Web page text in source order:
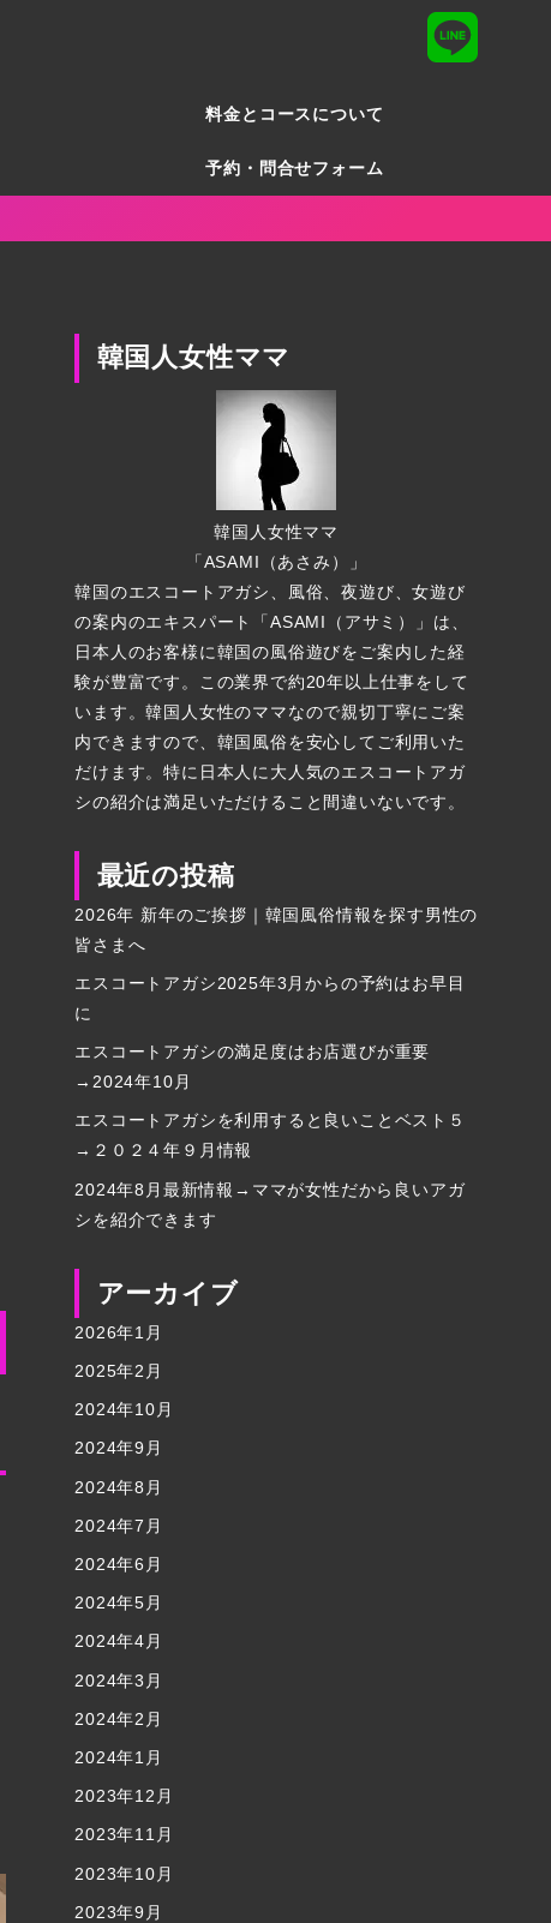
料金とコースについて
予約・問合せフォーム
韓国人女性ママ
韓国人女性ママ
「ASAMI（あさみ）」
韓国のエスコートアガシ、風俗、夜遊び、女遊び
の案内のエキスパート「ASAMI（アサミ）」は、
日本人のお客様に韓国の風俗遊びをご案内した経
験が豊富です。この業界で約20年以上仕事をして
います。韓国人女性のママなので親切丁寧にご案
内できますので、韓国風俗を安心してご利用いた
だけます。特に日本人に大人気のエスコートアガ
シの紹介は満足いただけること間違いないです。
最近の投稿
2026年 新年のご挨拶｜韓国風俗情報を探す男性の
皆さまへ
エスコートアガシ2025年3月からの予約はお早目
に
エスコートアガシの満足度はお店選びが重要
→2024年10月
エスコートアガシを利用すると良いことベスト５
→２０２４年９月情報
2024年8月最新情報→ママが女性だから良いアガ
シを紹介できます
アーカイブ
2026年1月
2025年2月
2024年10月
2024年9月
2024年8月
2024年7月
2024年6月
2024年5月
2024年4月
2024年3月
2024年2月
2024年1月
2023年12月
2023年11月
2023年10月
2023年9月